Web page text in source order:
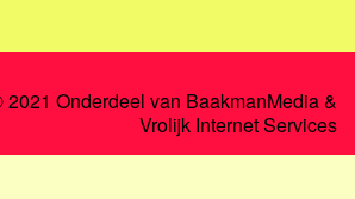
Onderdeel van BaakmanMedia&
Vrolijk Internet Services